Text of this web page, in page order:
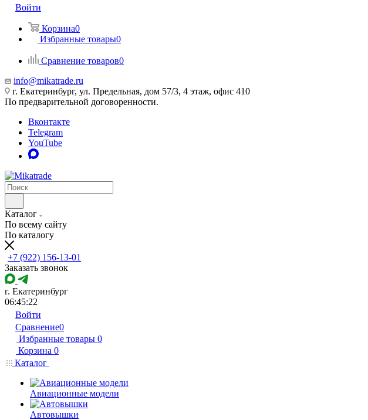
Войти
Корзина0
Избранные товары0
Сравнение товаров0
info@mikatrade.ru
г. Екатеринбург, ул. Предельная, дом 57/3, 4 этаж, офис 410
По предварительной договоренности.
Вконтакте
Telegram
YouTube
Каталог
По всему сайту
По каталогу
+7 (922) 156-13-01
Заказать звонок
г. Екатеринбург
06:45:22
Войти
Сравнение0
Избранные товары 0
Корзина 0
Каталог
Авиационные модели
Автовышки